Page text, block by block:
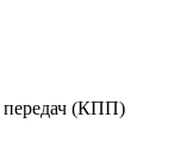
передач (КПП)